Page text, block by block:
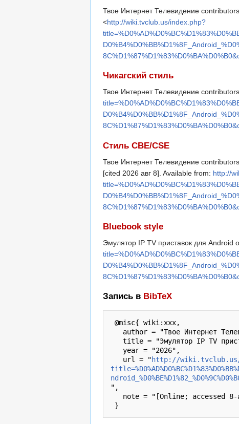
Твое Интернет Телевидение
<http://wiki.tvclub.us/index.php?
Чикагский стиль
Твое Интернет Телевидение
Стиль CBE/CSE
Твое Интернет Телевидение
[cited 2026 авг 8]. Available from: http://
Bluebook style
Эмулятор IP TV приставок для Android
Запись в BibTeX
   url = "
http://wiki.tvclub.us/
",